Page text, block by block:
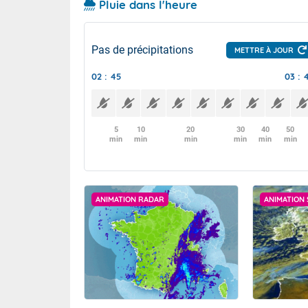
Pluie dans l'heure
Pas de précipitations METTRE À JOUR
02 : 45 03 :
5
min
10
min
20
min
30
min
40
min
50
min
ANIMATION RADAR ANIMATION